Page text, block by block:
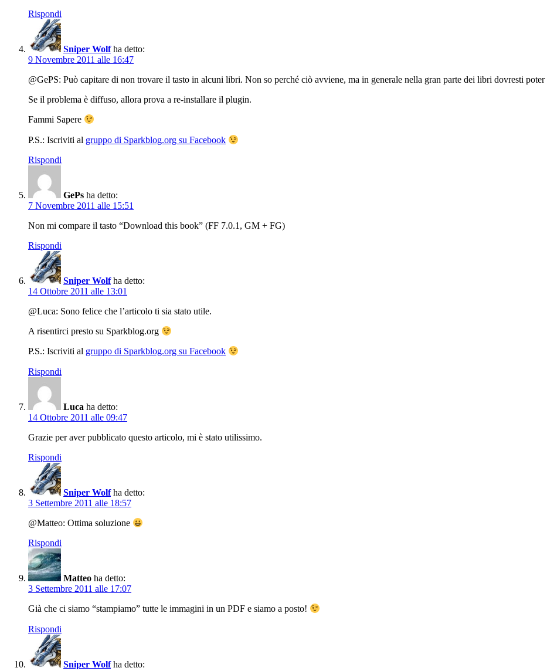
Rispondi
Sniper Wolf ha detto:
9 Novembre 2011 alle 16:47
@GePS: Può capitare di non trovare il tasto in alcuni libri. Non so perché ciò avviene, ma in generale nella gran parte dei libri dovresti
Se il problema è diffuso, allora prova a re-installare il plugin.
Fammi Sapere
P.S.: Iscriviti al gruppo di Sparkblog.org su Facebook
Rispondi
GePs ha detto:
7 Novembre 2011 alle 15:51
Non mi compare il tasto “Download this book” (FF 7.0.1, GM + FG)
Rispondi
Sniper Wolf ha detto:
14 Ottobre 2011 alle 13:01
@Luca: Sono felice che l’articolo ti sia stato utile.
A risentirci presto su Sparkblog.org
P.S.: Iscriviti al gruppo di Sparkblog.org su Facebook
Rispondi
Luca ha detto:
14 Ottobre 2011 alle 09:47
Grazie per aver pubblicato questo articolo, mi è stato utilissimo.
Rispondi
Sniper Wolf ha detto:
3 Settembre 2011 alle 18:57
@Matteo: Ottima soluzione
Rispondi
Matteo ha detto:
3 Settembre 2011 alle 17:07
Già che ci siamo “stampiamo” tutte le immagini in un PDF e siamo a posto!
Rispondi
Sniper Wolf ha detto: